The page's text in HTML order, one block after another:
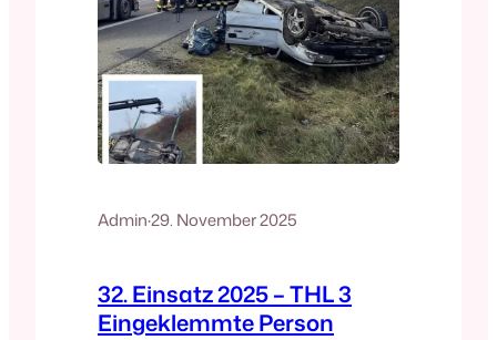
Admin·29. November 2025
32. Einsatz 2025 – THL 3
Eingeklemmte Person